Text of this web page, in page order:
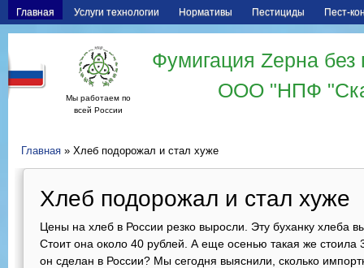
Главная Услуги технологии Нормативы Пестициды Пест-
Мы работаем по
всей России
Фумигация Zерна
ООО "НПФ
Главная » Хлеб подорожал и стал хуже
Хлеб подорожал и стал хуже
Цены на хлеб в России резко выросли. Эту буханку хлеба
Стоит она около 40 рублей. А еще осенью такая же
он сделан в России? Мы сегодня выяснили, сколько